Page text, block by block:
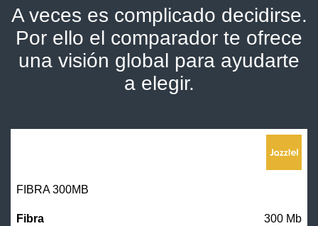
A veces es complicado decidirse.
Por ello el comparador te ofrece
una visión global para ayudarte
a elegir.
FIBRA 300MB
300 Mb